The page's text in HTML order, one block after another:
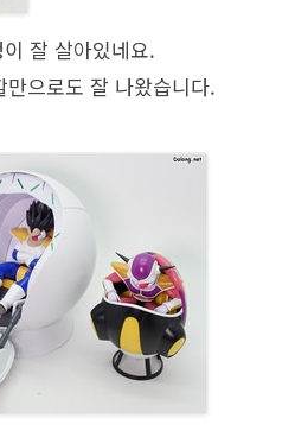
잘 살아있네요.
으로도 잘 나왔습니다.